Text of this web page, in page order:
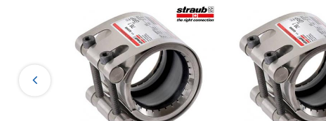
Previous